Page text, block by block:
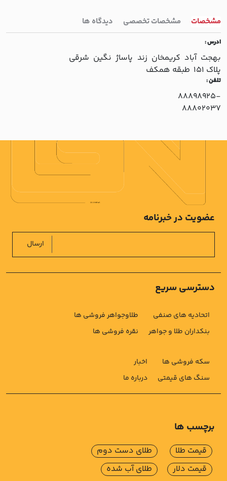
مشخصات مشخصات تخصصی دیدگاه ها
ادرس :
بهجت آباد کريمخان زند پاساژ نگين شرقي
پلاک 151 طبقه همکف
تلفن :
88898925-
88802037
دسترسی سریع
اتحادیه های صنفی
بنکداران طلا و جواهر
طلاوجواهر فروشی ها
نقره فروشی ها
سکه فروشی ها
سنگ های قیمتی
اخبار
درباره ما
عضویت در خبرنامه
ارسال
برچسب ها
قیمت طلا
قیمت دلار
طلای دست دوم
طلای آب شده